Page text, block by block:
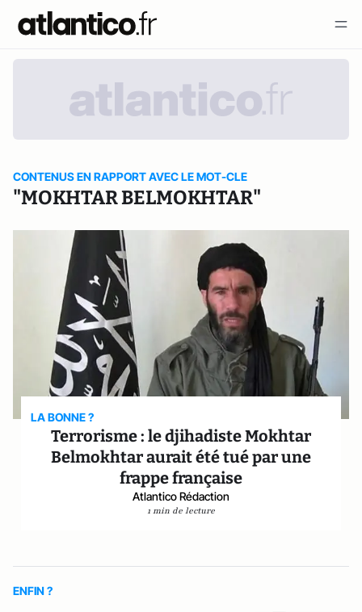
CONTENUS EN RAPPORT AVEC LE MOT-CLE
"MOKHTAR BELMOKHTAR"
LA BONNE ?
Terrorisme : le djihadiste Mokhtar
Belmokhtar aurait été tué par une
frappe française
Atlantico Rédaction
1 min de lecture
ENFIN ?